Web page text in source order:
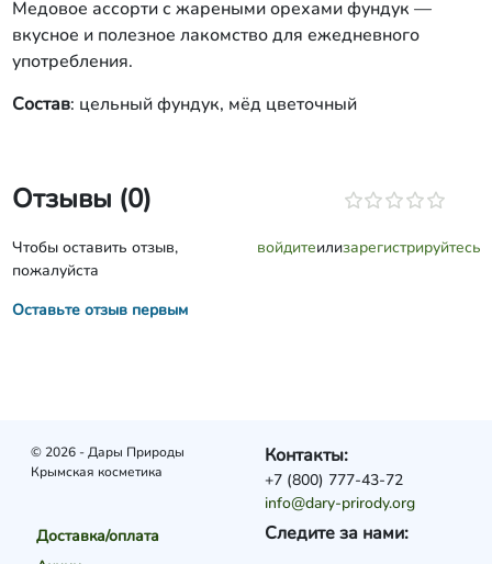
Медовое ассорти с жареными орехами фундук —
вкусное и полезное лакомство для ежедневного
употребления.
Состав: цельный фундук, мёд цветочный
Отзывы (0)
Чтобы оставить отзыв,
пожалуйста
войдитеилизарегистрируйтесь
Оставьте отзыв первым
© 2026 - Дары Природы
Крымская косметика
Доставка/оплата
Следите за нами:
Контакты:
+7 (800) 777-43-72
info@dary-prirody.org